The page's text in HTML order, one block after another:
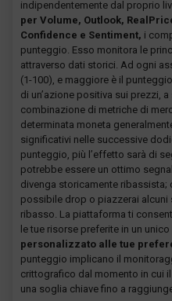
indipendentemente dal proprio
per Volume, Outlook,
Confidence e Sentiment, i
punteggio. Esso monitora le
attraverso dati storici. Ad ogni
(1-100), e maggiore è il
di un’azione positiva sui prezzi,
combinazione di metriche di
determinata moneta
significativi nelle successive
punteggio, più l’effetto sarà di
potrebbe essere un ottimo
divenga storicamente ribassista;
possibile drop o piazzerai alcuni
ribasso. La piattaforma ti
le tue risorse preferite in un unico
personalizzato alle tue
punteggio implicano il
crittografico dal momento in cui
una soglia chiave fino a